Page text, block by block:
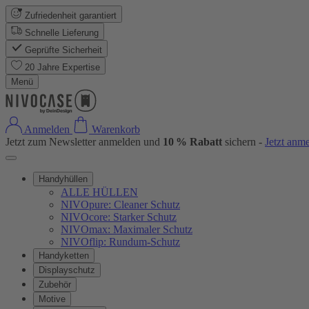
Zufriedenheit garantiert
Schnelle Lieferung
Geprüfte Sicherheit
20 Jahre Expertise
Menü
Anmelden
Warenkorb
Jetzt zum Newsletter anmelden und 10 % Rabatt sichern - Jetzt
Handyhüllen
ALLE HÜLLEN
NIVOpure: Cleaner Schutz
NIVOcore: Starker Schutz
NIVOmax: Maximaler Schutz
NIVOflip: Rundum-Schutz
Handyketten
Displayschutz
Zubehör
Motive